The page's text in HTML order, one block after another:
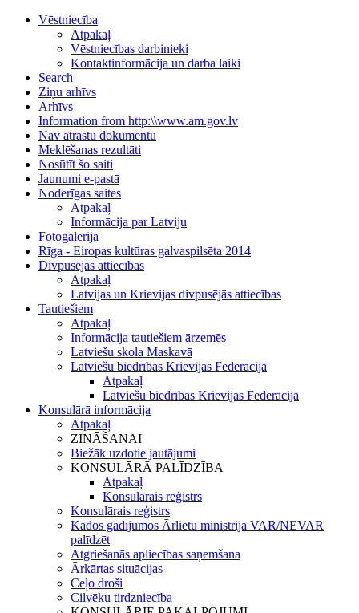
Vēstniecība
Atpakaļ
Vēstniecības darbinieki
Kontaktinformācija un darba laiki
Search
Ziņu arhīvs
Arhīvs
Information from http:\\www.am.gov.lv
Nav atrastu dokumentu
Meklēšanas rezultāti
Nosūtīt šo saiti
Jaunumi e-pastā
Noderīgas saites
Atpakaļ
Informācija par Latviju
Fotogalerija
Rīga - Eiropas kultūras galvaspilsēta 2014
Divpusējās attiecības
Atpakaļ
Latvijas un Krievijas divpusējās attiecības
Tautiešiem
Atpakaļ
Informācija tautiešiem ārzemēs
Latviešu skola Maskavā
Latviešu biedrības Krievijas Federācijā
Atpakaļ
Latviešu biedrības Krievijas Federācijā
Konsulārā informācija
Atpakaļ
ZINĀŠANAI
Biežāk uzdotie jautājumi
KONSULĀRĀ PALĪDZĪBA
Atpakaļ
Konsulārais reģistrs
Konsulārais reģistrs
Kādos gadījumos Ārlietu ministrija VAR/NEVAR
palīdzēt
Atgriešanās apliecības saņemšana
Ārkārtas situācijas
Ceļo droši
Cilvēku tirdzniecība